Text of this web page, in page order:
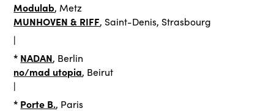
Modulab, Metz
MUNHOVEN & RIFF, Saint-Denis, Strasbourg
|
* NADAN, Berlin
no/mad utopia, Beirut
|
* Porte B., Paris